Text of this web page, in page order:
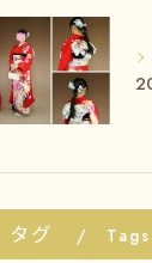
タグ Tags